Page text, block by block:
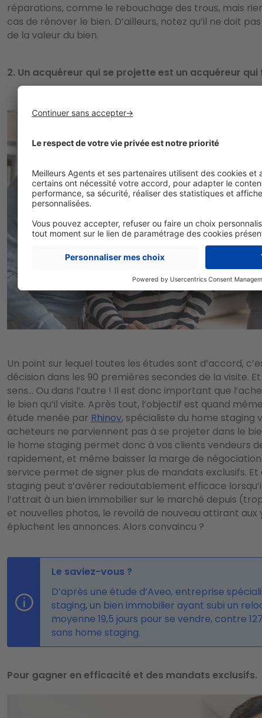
réparations, comme le rebouchage des trous, mais
cas de rénover le bien. D’ailleurs, notez qu’il ne doit
de la valeur du bien.
2. Un acquéreur qui se projette est un acquéreur
Image
Un point sur lequel toutes les études sont d’accord,
décision dans les 90 premières secondes de la visite.
sens... Ou dans l’autre ! Il est donc important que
le bien qu’il visite. Après tout, l’objectif est quand
étude menée par Rhinov, spécialiste du home staging
acheteurs ne parviennent pas à se projeter dans le
le home staging permet donc à vos clients vendeurs
rapidement, et même baisser la marge de négociation.
service permet de signer plus de mandats exclusifs.
staging peut s’avérer redoutablement efficace
l’attrait à un bien immobilier sur le marché depuis
et nouvelles photos, le revoilà de nouveau attirant aux
épluchent les annonces. Alors convaincu ?
Le saviez-vous ?
D’après une étude d’Aveo, entreprise
staging, un bien immobilier ayant subi un
moyenne 19,5 jours pour se vendre, contre
sans home staging.
Pour gagner en efficacité et des mandats exclusifs.